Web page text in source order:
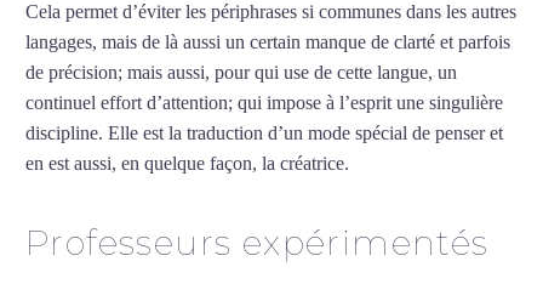
Cela permet d’éviter les périphrases si communes dans les autres
langages, mais de là aussi un certain manque de clarté et parfois
de précision; mais aussi, pour qui use de cette langue, un
continuel effort d’attention; qui impose à l’esprit une singulière
discipline. Elle est la traduction d’un mode spécial de penser et
en est aussi, en quelque façon, la créatrice.
Professeurs expérimentés